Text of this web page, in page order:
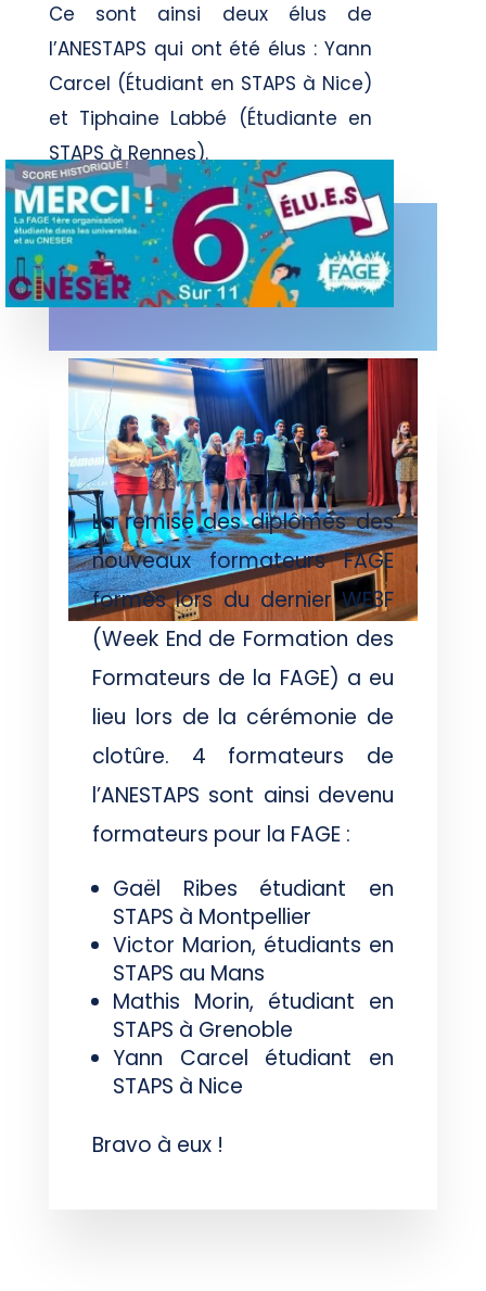
Ce sont ainsi deux élus de
l’ANESTAPS qui ont été élus : Yann
Carcel (Étudiant en STAPS à Nice)
et Tiphaine Labbé (Étudiante en
STAPS à Rennes).
La remise des diplômes des
nouveaux formateurs FAGE
formés lors du dernier WE3F
(Week End de Formation des
Formateurs de la FAGE) a eu
lieu lors de la cérémonie de
clotûre. 4 formateurs de
l’ANESTAPS sont ainsi devenu
formateurs pour la FAGE :
Gaël Ribes étudiant en
STAPS à Montpellier
Victor Marion, étudiants en
STAPS au Mans
Mathis Morin, étudiant en
STAPS à Grenoble
Yann Carcel étudiant en
STAPS à Nice
Bravo à eux !